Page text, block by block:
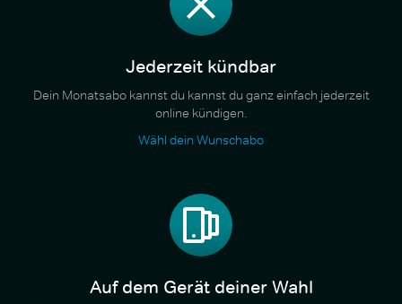
Jederzeit kündbar
Dein Monatsabo kannst du kannst du ganz einfach jederzeit
online kündigen.
Wähl dein Wunschabo
Auf dem Gerät deiner Wahl